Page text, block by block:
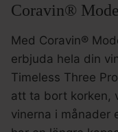
Coravin®
Med Coravin®
erbjuda hela din
Timeless Three
att ta bort korken,
vinerna i månader